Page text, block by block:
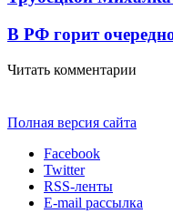
В РФ горит
Читать комментарии
Полная версия сайта
Facebook
Twitter
RSS-ленты
E-mail рассылка